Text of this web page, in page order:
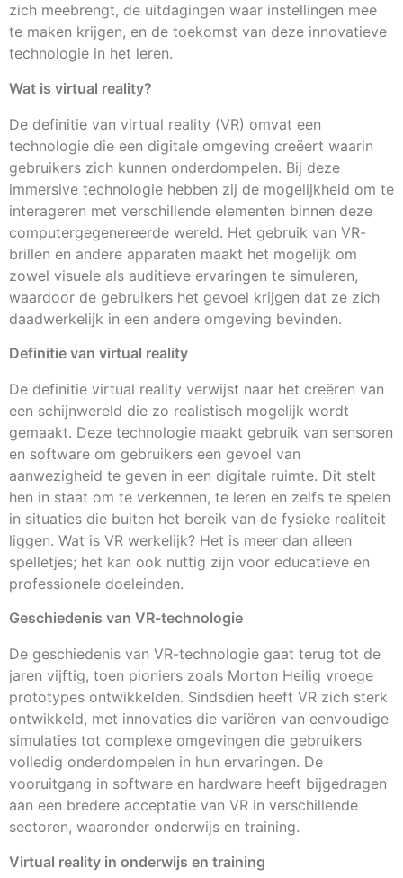
zich meebrengt, de uitdagingen waar instellingen mee
te maken krijgen, en de toekomst van deze innovatieve
technologie in het leren.
Wat is virtual reality?
De definitie van virtual reality (VR) omvat een
technologie die een digitale omgeving creëert waarin
gebruikers zich kunnen onderdompelen. Bij deze
immersive technologie hebben zij de mogelijkheid om te
interageren met verschillende elementen binnen deze
computergegenereerde wereld. Het gebruik van VR-
brillen en andere apparaten maakt het mogelijk om
zowel visuele als auditieve ervaringen te simuleren,
waardoor de gebruikers het gevoel krijgen dat ze zich
daadwerkelijk in een andere omgeving bevinden.
Definitie van virtual reality
De definitie virtual reality verwijst naar het creëren van
een schijnwereld die zo realistisch mogelijk wordt
gemaakt. Deze technologie maakt gebruik van sensoren
en software om gebruikers een gevoel van
aanwezigheid te geven in een digitale ruimte. Dit stelt
hen in staat om te verkennen, te leren en zelfs te spelen
in situaties die buiten het bereik van de fysieke realiteit
liggen. Wat is VR werkelijk? Het is meer dan alleen
spelletjes; het kan ook nuttig zijn voor educatieve en
professionele doeleinden.
Geschiedenis van VR-technologie
De geschiedenis van VR-technologie gaat terug tot de
jaren vijftig, toen pioniers zoals Morton Heilig vroege
prototypes ontwikkelden. Sindsdien heeft VR zich sterk
ontwikkeld, met innovaties die variëren van eenvoudige
simulaties tot complexe omgevingen die gebruikers
volledig onderdompelen in hun ervaringen. De
vooruitgang in software en hardware heeft bijgedragen
aan een bredere acceptatie van VR in verschillende
sectoren, waaronder onderwijs en training.
Virtual reality in onderwijs en training